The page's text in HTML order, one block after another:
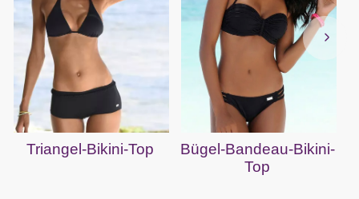
Triangel-Bikini-Top
Bügel-Bandeau-Bikini-
Top